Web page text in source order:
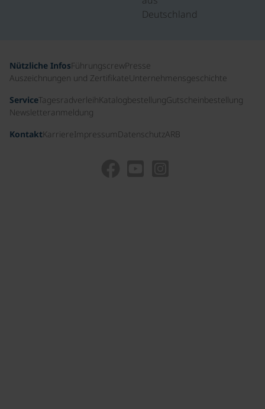
Deutschland
Nützliche InfosFührungscrewPresse
Auszeichnungen und ZertifikateUnternehmensgeschichte
ServiceTagesradverleihKatalogbestellungGutscheinbestellung
Newsletteranmeldung
KontaktKarriereImpressum DatenschutzARB